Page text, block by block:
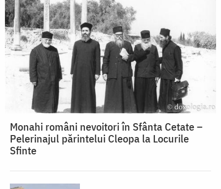
Monahi români nevoitori în Sfânta Cetate –
Pelerinajul părintelui Cleopa la Locurile
Sfinte